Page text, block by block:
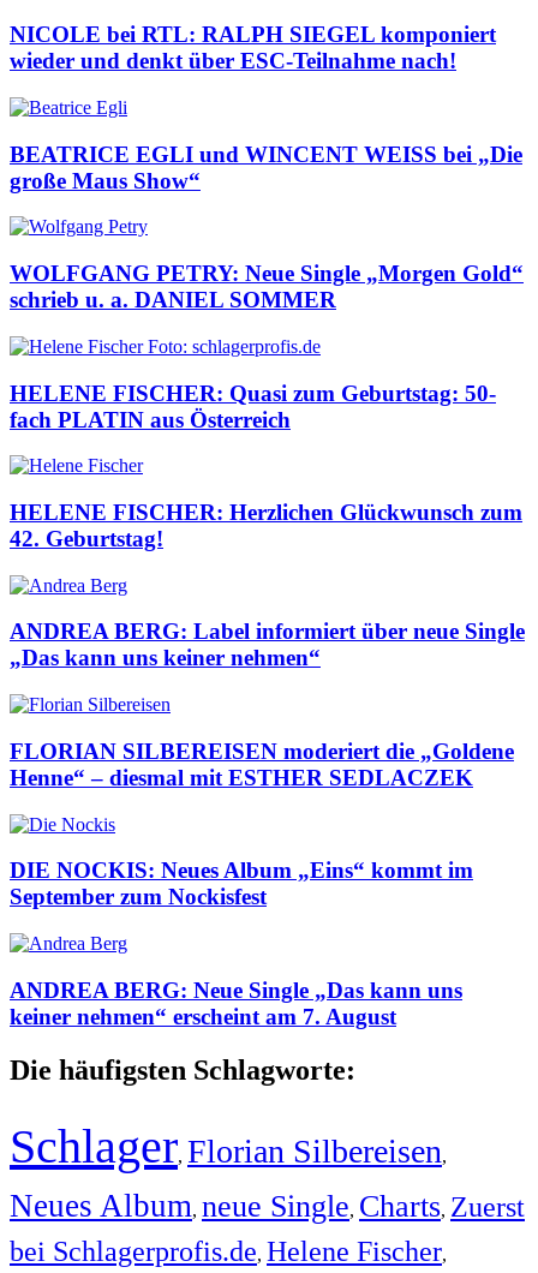
NICOLE bei RTL: RALPH SIEGEL komponiert
wieder und denkt über ESC-Teilnahme nach!
BEATRICE EGLI und WINCENT WEISS bei „Die
große Maus Show“
WOLFGANG PETRY: Neue Single „Morgen Gold“
schrieb u. a. DANIEL SOMMER
HELENE FISCHER: Quasi zum Geburtstag: 50-
fach PLATIN aus Österreich
HELENE FISCHER: Herzlichen Glückwunsch zum
42. Geburtstag!
ANDREA BERG: Label informiert über neue Single
„Das kann uns keiner nehmen“
FLORIAN SILBEREISEN moderiert die „Goldene
Henne“ – diesmal mit ESTHER SEDLACZEK
DIE NOCKIS: Neues Album „Eins“ kommt im
September zum Nockisfest
ANDREA BERG: Neue Single „Das kann uns
keiner nehmen“ erscheint am 7. August
Die häufigsten Schlagworte:
Schlager, Florian Silbereisen,
Neues Album, neue Single, Charts, Zuerst
bei Schlagerprofis.de, Helene Fischer,